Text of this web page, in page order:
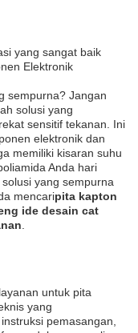
yang sangat baik
Elektronik
sempurna? Jangan
solusi yang
sensitif tekanan. Ini
elektronik dan
memiliki kisaran suhu
Anda hari
yang sempurna
mencaripita kapton
ide desain cat
untuk pita
yang
pemasangan,